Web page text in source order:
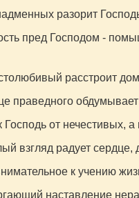
разорит
пред Господом -
расстроит
праведного обдумывает
Господь от нечестивых,
взгляд радует сердце,
к учению
наставление